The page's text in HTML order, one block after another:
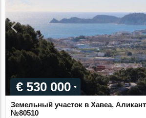
€ 530 000
Земельный участок в Хавеа,
№80510